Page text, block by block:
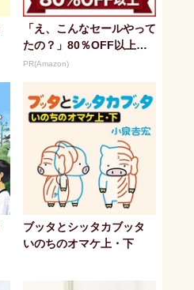
「え、こんなセールやって
たの？」80％OFF以上が
続々登場！Amazonの本気
PR(Amazon)
ブッタとシッタカブッタ
いのちのオマケ上・下